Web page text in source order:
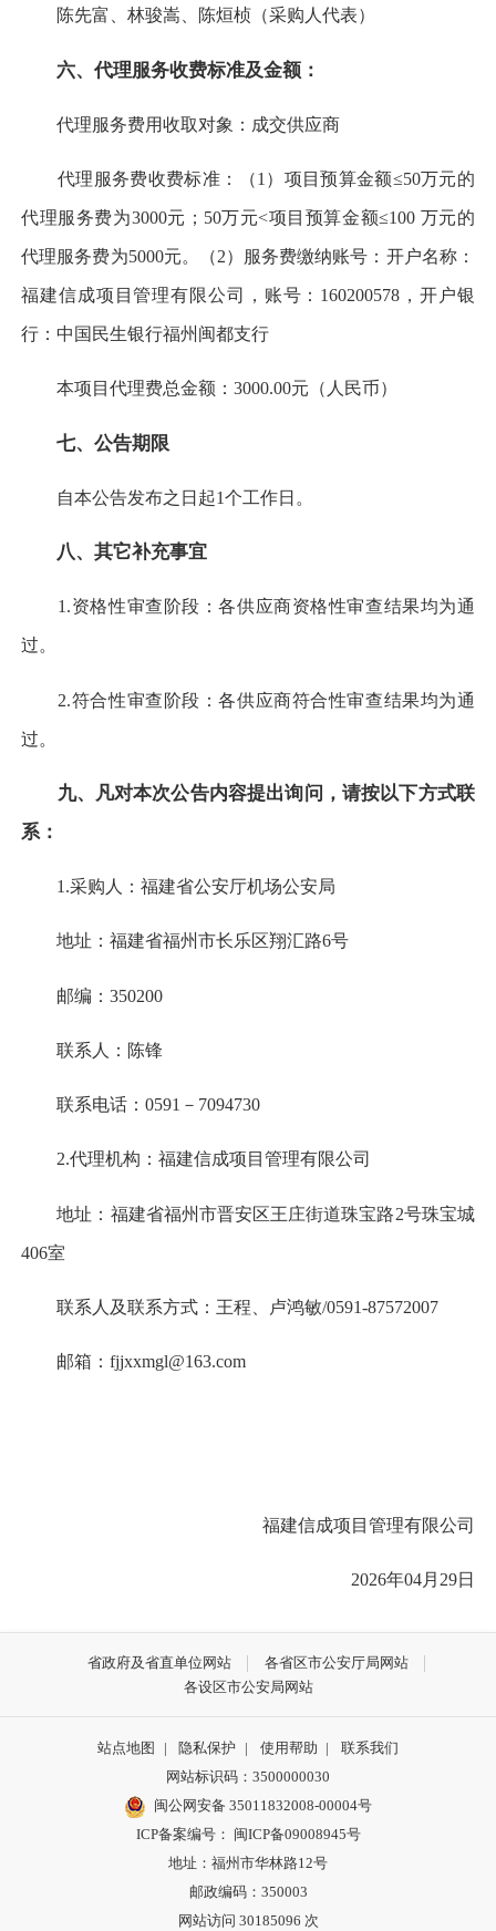
陈先富、林骏嵩、陈烜桢（采购人代表）
六、代理服务收费标准及金额：
代理服务费用收取对象：成交供应商
代理服务费收费标准：（1）项目预算金额≤50万元的
代理服务费为3000元；50万元<项目预算金额≤100 万元的
代理服务费为5000元。（2）服务费缴纳账号：开户名称：
福建信成项目管理有限公司，账号：160200578，开户银
行：中国民生银行福州闽都支行
本项目代理费总金额：3000.00元（人民币）
七、公告期限
自本公告发布之日起1个工作日。
八、其它补充事宜
1.资格性审查阶段：各供应商资格性审查结果均为通
过。
2.符合性审查阶段：各供应商符合性审查结果均为通
过。
九、凡对本次公告内容提出询问，请按以下方式联
系 ：
1.采购人：福建省公安厅机场公安局
地址：福建省福州市长乐区翔汇路6号
邮编：350200
联系人：陈锋
联系电话：0591－7094730
2.代理机构：福建信成项目管理有限公司
地址：福建省福州市晋安区王庄街道珠宝路2号珠宝城
406室
联系人及联系方式：王程、卢鸿敏/0591-87572007
邮箱：fjjxxmgl@163.com
福建信成项目管理有限公司
2026年04月29日
省政府及省直单位网站
各省区市公安厅局网站
各设区市公安局网站
站点地图 | 隐私保护 | 使用帮助 |
联系我们
网站标识码：3500000030
闽公网安备 35011832008-00004号
ICP备案编号： 闽ICP备09008945号
地址：福州市华林路12号
邮政编码：350003
网站访问 30185096 次